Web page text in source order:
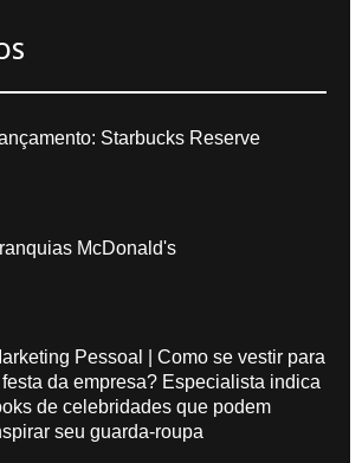
Starbucks Reserve
McDonald's
Pessoal | Como se vestir para
da empresa? Especialista indica
de celebridades que podem
seu guarda-roupa